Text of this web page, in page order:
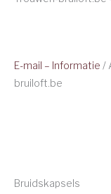
E-mail – Informatie /
bruiloft.be
Bruidskapsels